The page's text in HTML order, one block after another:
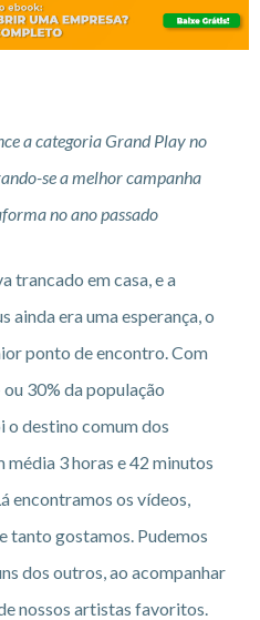
a categoria Grand Play no
se a melhor campanha
no ano passado
trancado em casa, e a
ainda era uma esperança, o
ponto de encontro. Com
30% da população
destino comum dos
média 3 horas e 42 minutos
encontramos os vídeos,
tanto gostamos. Pudemos
dos outros, ao acompanhar
nossos artistas favoritos.